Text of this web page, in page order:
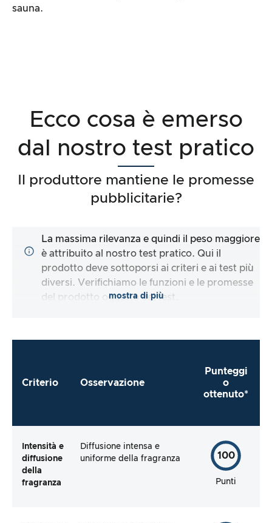
sauna.
Ecco cosa è emerso
dal nostro test pratico
Il produttore mantiene le promesse
pubblicitarie?
La massima rilevanza e quindi il peso maggiore
è attribuito al nostro test pratico. Qui il
prodotto deve sottoporsi ai criteri e ai test più
diversi. Verifichiamo le funzioni e le promesse
del prodotto oggetto del test.
mostra di più
Criterio Osservazione
Punteggi
o
ottenuto*
Intensità e
diffusione
della
fragranza
Diffusione intensa e
uniforme della fragranza
100
Punti